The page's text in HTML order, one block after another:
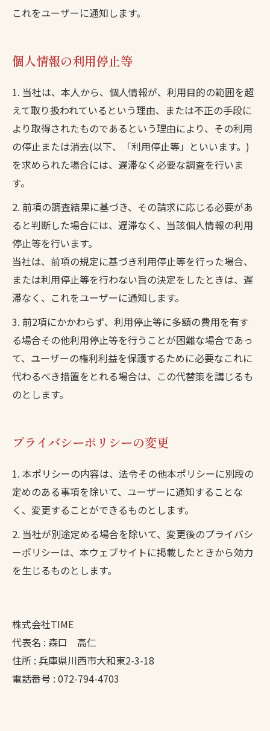
これをユーザーに通知します。
個人情報の利用停止等
1. 当社は、本人から、個人情報が、利用目的の範囲を超
えて取り扱われているという理由、または不正の手段に
より取得されたものであるという理由により、その利用
の停止または消去(以下、「利用停止等」といいます。)
を求められた場合には、遅滞なく必要な調査を行いま
す。
2. 前項の調査結果に基づき、その請求に応じる必要があ
ると判断した場合には、遅滞なく、当該個人情報の利用
停止等を行います。
当社は、前項の規定に基づき利用停止等を行った場合、
または利用停止等を行わない旨の決定をしたときは、遅
滞なく、これをユーザーに通知します。
3. 前2項にかかわらず、利用停止等に多額の費用を有す
る場合その他利用停止等を行うことが困難な場合であっ
て、ユーザーの権利利益を保護するために必要なこれに
代わるべき措置をとれる場合は、この代替策を講じるも
のとします。
プライバシーポリシーの変更
1. 本ポリシーの内容は、法令その他本ポリシーに別段の
定めのある事項を除いて、ユーザーに通知することな
く、変更することができるものとします。
2. 当社が別途定める場合を除いて、変更後のプライバシ
ーポリシーは、本ウェブサイトに掲載したときから効力
を生じるものとします。
株式会社TIME
代表名 : 森口 高仁
住所 : 兵庫県川西市大和東2-3-18
電話番号 : 072-794-4703